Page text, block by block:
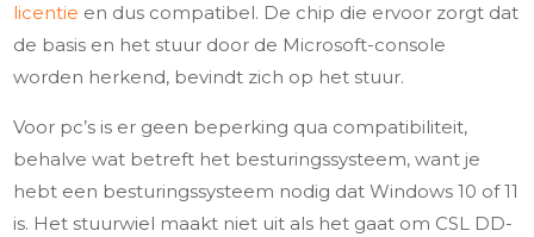
licentie en dus compatibel. De chip die ervoor zorgt dat
de basis en het stuur door de Microsoft-console
worden herkend, bevindt zich op het stuur.
Voor pc’s is er geen beperking qua compatibiliteit,
behalve wat betreft het besturingssysteem, want je
hebt een besturingssysteem nodig dat Windows 10 of 11
is. Het stuurwiel maakt niet uit als het gaat om CSL DD-